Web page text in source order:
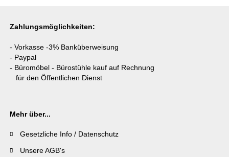
Zahlungsmöglichkeiten:
- Vorkasse -3% Banküberweisung
- Paypal
- Büromöbel - Bürostühle kauf auf Rechnung
für den Öffentlichen Dienst
Mehr über...
Gesetzliche Info / Datenschutz
Unsere AGB's